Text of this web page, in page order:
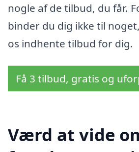
nogle af de tilbud, du får.
binder du dig ikke til
os indhente tilbud for dig.
Få 3 tilbud, gratis og
Værd at vide